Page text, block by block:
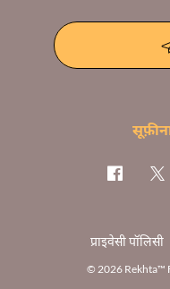
प्राइवेसी पॉलिसी
© 2026 Rekhta™